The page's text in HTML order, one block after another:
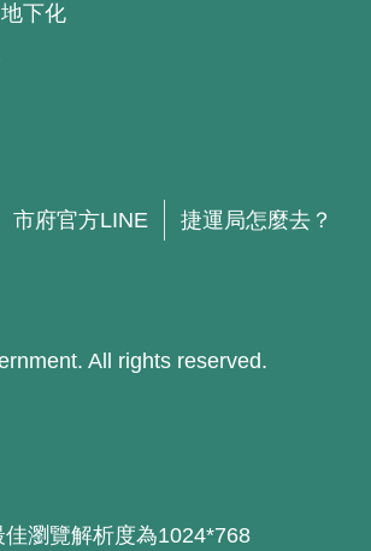
下化
市府官方LINE 捷運局怎麼去？
All rights reserved.
瀏覽解析度為1024*768